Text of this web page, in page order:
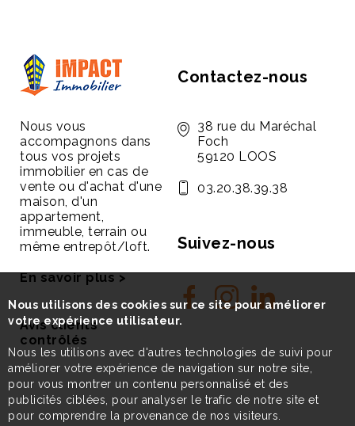
Nous vous
accompagnons dans
tous vos projets
immobilier en cas de
vente ou d'achat d'une
maison, d'un
appartement,
immeuble, terrain ou
même entrepôt/loft.
En savoir plus >
Avis clients
contrôlés
Contactez-nous
38 rue du Maréchal
Foch
59120 LOOS
03.20.38.39.38
Suivez-nous
Nous utilisons des cookies sur ce site pour améliorer
votre expérience utilisateur.
Nous les utilisons avec d'autres technologies de suivi pour
améliorer votre expérience de navigation sur notre site,
pour vous montrer un contenu personnalisé et des
publicités ciblées, pour analyser le trafic de notre site et
pour comprendre la provenance de nos visiteurs.